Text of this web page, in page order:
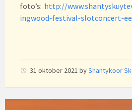
foto’s: http://
ingwood-festival-slotconcert-
31 oktober 2021 byShantykoor